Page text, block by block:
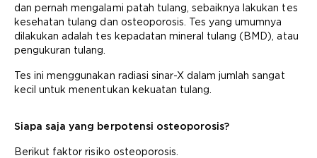
dan pernah mengalami patah tulang, sebaiknya lakukan tes
kesehatan tulang dan osteoporosis. Tes yang umumnya
dilakukan adalah tes kepadatan mineral tulang (BMD), atau
pengukuran tulang.
Tes ini menggunakan radiasi sinar-X dalam jumlah sangat
kecil untuk menentukan kekuatan tulang.
Siapa saja yang berpotensi osteoporosis?
Berikut faktor risiko osteoporosis.